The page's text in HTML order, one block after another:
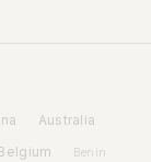
Australia
Benin